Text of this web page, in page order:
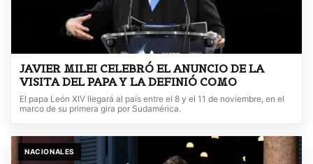
JAVIER MILEI CELEBRÓ EL ANUNCIO DE LA
VISITA DEL PAPA Y LA DEFINIÓ COMO
El papa León XIV llegará al país entre el 8 y el 11 de noviembre, en el
marco de su primera gira por Sudamérica.
NACIONALES